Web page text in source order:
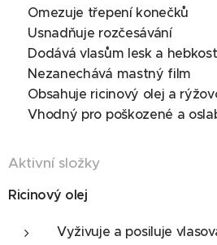
✔ Omezuje třepení konečků
✔ Usnadňuje rozčesávání
✔ Dodává vlasům lesk a hebkost
✔ Nezanechává mastný film
✔ Obsahuje ricinový olej a
✔ Vhodný pro poškozené a
Aktivní složky
Ricinový olej
Vyživuje a posiluje